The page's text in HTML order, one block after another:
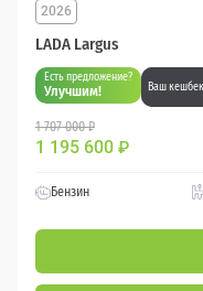
LADA Largus
2026
Есть предложение?
Улучшим! Ваш кешбек
1 707 000 ₽
1 195 600 ₽
Бензин